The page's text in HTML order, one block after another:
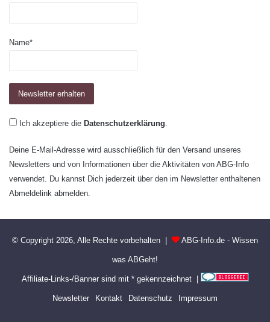
Name*
Ich akzeptiere die Datenschutzerklärung
Deine E-Mail-Adresse wird ausschließlich für den Versand unseres
Newsletters und von Informationen über die Aktivitäten von ABG-Info
verwendet. Du kannst Dich jederzeit über den im Newsletter enthaltenen
Abmeldelink abmelden.
© Copyright 2026, Alle Rechte vorbehalten | ABG-Info.de - Wissen
was ABGeht!
Affiliate-Links-/Banner sind mit * gekennzeichnet |
Newsletter Kontakt Datenschutz Impressum